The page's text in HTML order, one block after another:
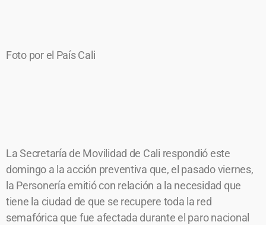
Foto por el País Cali
La Secretaría de Movilidad de Cali respondió este
domingo a la acción preventiva que, el pasado viernes,
la Personería emitió con relación a la necesidad que
tiene la ciudad de que se recupere toda la red
semafórica que fue afectada durante el paro nacional